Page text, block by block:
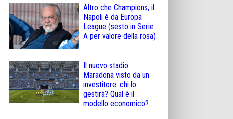
Altro che Champions, il
Napoli è da Europa
League (sesto in Serie
A per valore della rosa)
Il nuovo stadio
Maradona visto da un
investitore: chi lo
gestirà? Qual è il
modello economico?